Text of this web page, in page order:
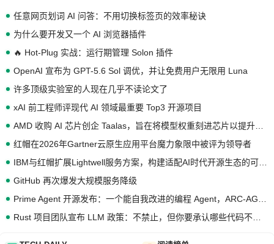
任意网页划词 AI 问答：不用切换标签页的效率秘诀
为什么要开发又一个 AI 浏览器插件
🔥 Hot-Plug 实战：运行期管理 Solon 插件
OpenAI 宣布为 GPT-5.6 Sol 调优，并让免费用户无限用 Luna
许多顶级实验室的人现在几乎不读论文了
xAI 前工程师评现代 AI 领域最重要 Top3 开源项目
红帽在2026年Gartner云原生应用平台魔力象限中被评为领导者
GitHub 再次爆发大规模服务降级